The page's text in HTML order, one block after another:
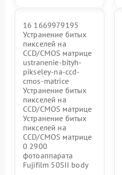
16 1669979195
Устранение битых
пикселей на
CCD/CMOS матрице
ustranenie-bityh-
pikseley-na-ccd-
cmos-matrice
Устранение битых
пикселей на
CCD/CMOS матрице
Устранение битых
пикселей на
CCD/CMOS матрице
0 2900
фотоаппарата
Fujifilm 50SII body